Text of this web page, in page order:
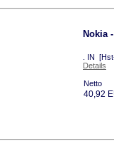
Nokia
. IN
Details
Netto
40,92